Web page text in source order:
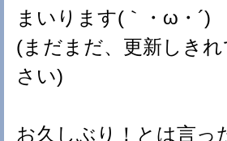
まいります(｀・ω・´)ゞ
(まだまだ、更新しき
さい)
お久しぶり！とは言っ